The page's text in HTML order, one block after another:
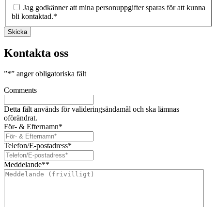
Jag godkänner att mina personuppgifter sparas för att kunna
bli kontaktad.*
Skicka
Kontakta oss
”*” anger obligatoriska fält
Comments
Detta fält används för valideringsändamål och ska lämnas
oförändrat.
För- & Efternamn*
Telefon/E-postadress*
Meddelande**